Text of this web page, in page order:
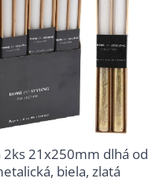
2ks 21x250mm dlhá od
biela, zlatá